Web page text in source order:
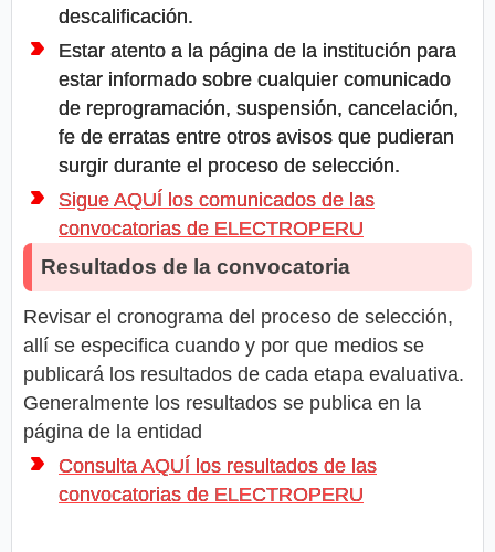
descalificación.
Estar atento a la página de la institución para
estar informado sobre cualquier comunicado
de reprogramación, suspensión, cancelación,
fe de erratas entre otros avisos que pudieran
surgir durante el proceso de selección.
Sigue AQUÍ los comunicados de las
convocatorias de ELECTROPERU
Resultados de la convocatoria
Revisar el cronograma del proceso de selección,
allí se especifica cuando y por que medios se
publicará los resultados de cada etapa evaluativa.
Generalmente los resultados se publica en la
página de la entidad
Consulta AQUÍ los resultados de las
convocatorias de ELECTROPERU